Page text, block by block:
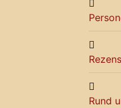
Rund